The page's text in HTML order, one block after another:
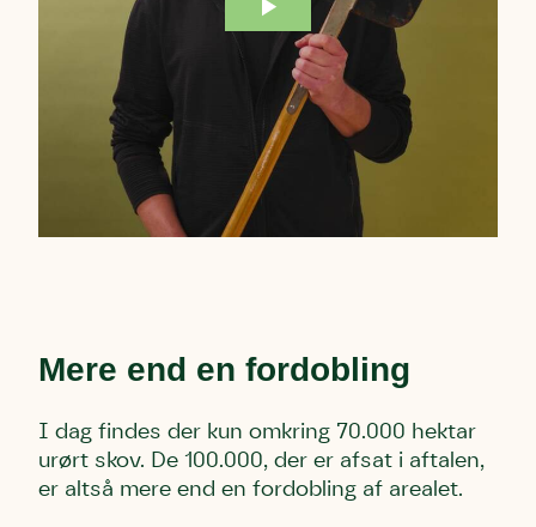
Mere end en fordobling
I dag findes der kun omkring 70.000 hektar
urørt skov. De 100.000, der er afsat i aftalen,
er altså mere end en fordobling af arealet.